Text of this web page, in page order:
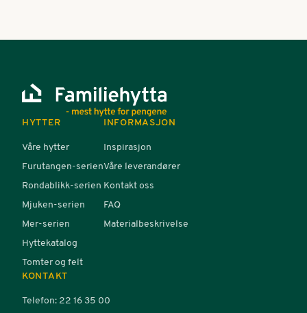
HYTTER
Våre hytter
Furutangen-serien
Rondablikk-serien
Mjuken-serien
Mer-serien
Hyttekatalog
Tomter og felt
INFORMASJON
Inspirasjon
Våre leverandører
Kontakt oss
FAQ
Materialbeskrivelse
KONTAKT
Telefon: 22 16 35 00